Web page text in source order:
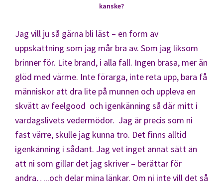
kanske?
Jag vill ju så gärna bli läst – en form av
uppskattning som jag mår bra av. Som jag liksom
brinner för. Lite brand, i alla fall. Ingen brasa, mer än
glöd med värme. Inte förarga, inte reta upp, bara få
människor att dra lite på munnen och uppleva en
skvätt av feelgood och igenkänning så där mitt i
vardagslivets vedermödor. Jag är precis som ni
fast värre, skulle jag kunna tro. Det finns alltid
igenkänning i sådant. Jag vet inget annat sätt än
att ni som gillar det jag skriver – berättar för
andra…..och delar mina länkar. Om ni inte vill det så